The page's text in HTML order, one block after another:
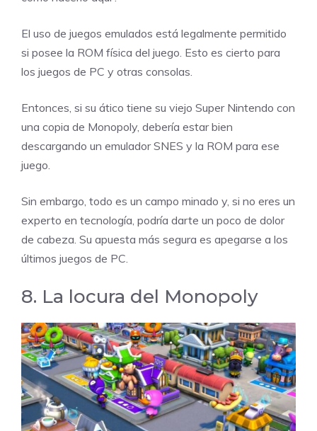
El uso de juegos emulados está legalmente permitido
si posee la ROM física del juego. Esto es cierto para
los juegos de PC y otras consolas.
Entonces, si su ático tiene su viejo Super Nintendo con
una copia de Monopoly, debería estar bien
descargando un emulador SNES y la ROM para ese
juego.
Sin embargo, todo es un campo minado y, si no eres un
experto en tecnología, podría darte un poco de dolor
de cabeza. Su apuesta más segura es apegarse a los
últimos juegos de PC.
8. La locura del Monopoly